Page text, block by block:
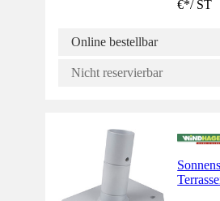
€*/ ST
Online bestellbar
Nicht reservierbar